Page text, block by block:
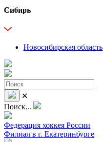
Сибирь
Новосибирская область
✕
Поиск...
Федерация хоккея России
Филиал в г. Екатеринбурге